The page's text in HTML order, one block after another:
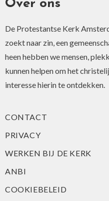
Over ons
De Protestantse Kerk
zoekt naar zin, een
heen hebben we mensen,
kunnen helpen om het
interesse hierin te ontdekken.
CONTACT
PRIVACY
WERKEN BIJ DE KERK
ANBI
COOKIEBELEID